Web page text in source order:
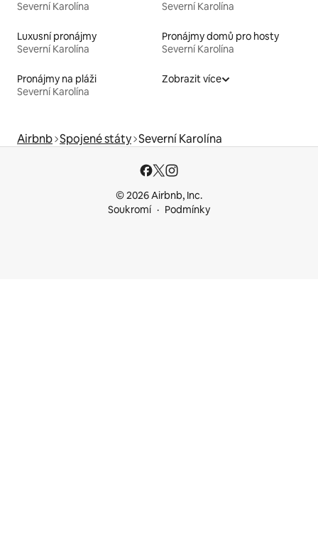
Severní Karolína
Severní Karolína
Luxusní pronájmy
Severní Karolína
Pronájmy domů pro hosty
Severní Karolína
Pronájmy na pláži
Severní Karolína
Zobrazit více
Airbnb Spojené státy Severní Karolína
© 2026 Airbnb, Inc.
Soukromí
Podmínky